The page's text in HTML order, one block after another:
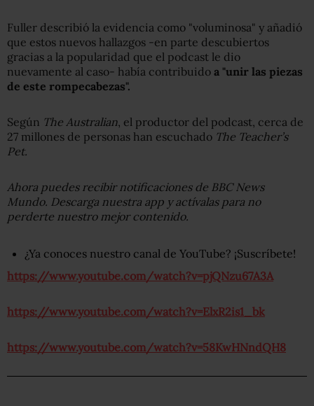
Fuller describió la evidencia como "voluminosa" y añadió
que estos nuevos hallazgos -en parte descubiertos
gracias a la popularidad que el podcast le dio
nuevamente al caso- había contribuido a "unir las piezas
de este rompecabezas".
Según The Australian, el productor del podcast, cerca de
27 millones de personas han escuchado The Teacher’s
Pet.
Ahora puedes recibir notificaciones de BBC News
Mundo. Descarga nuestra app y actívalas para no
perderte nuestro mejor contenido.
¿Ya conoces nuestro canal de YouTube? ¡Suscríbete!
https://www.youtube.com/watch?v=pjQNzu67A3A
https://www.youtube.com/watch?v=ElxR2is1_bk
https://www.youtube.com/watch?v=58KwHNndQH8